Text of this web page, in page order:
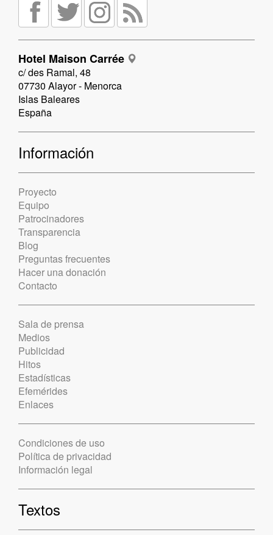
Hotel Maison Carrée
c/ des Ramal, 48
07730 Alayor - Menorca
Islas Baleares
España
Información
Proyecto
Equipo
Patrocinadores
Transparencia
Blog
Preguntas frecuentes
Hacer una donación
Contacto
Sala de prensa
Medios
Publicidad
Hitos
Estadísticas
Efemérides
Enlaces
Condiciones de uso
Política de privacidad
Información legal
Textos